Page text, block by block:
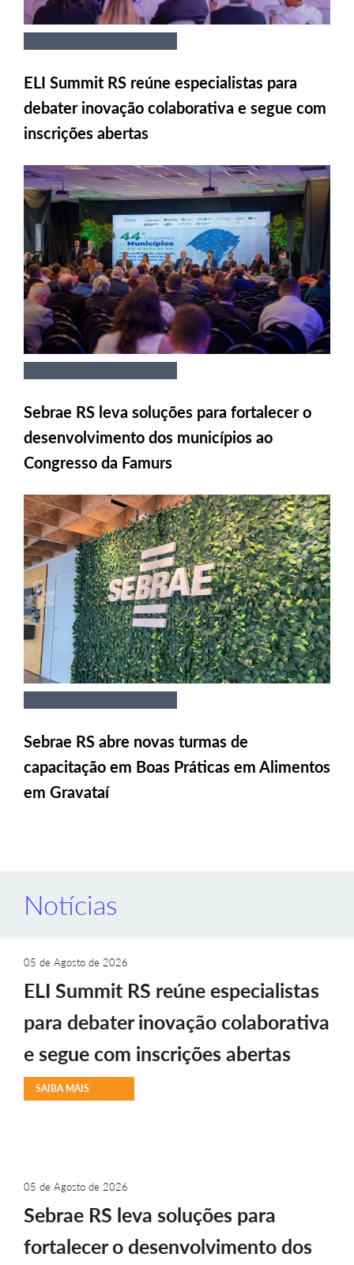
ELI Summit RS reúne especialistas para
debater inovação colaborativa e segue com
inscrições abertas
Sebrae RS leva soluções para fortalecer o
desenvolvimento dos municípios ao
Congresso da Famurs
Sebrae RS abre novas turmas de
capacitação em Boas Práticas em Alimentos
em Gravataí
Notícias
05 de Agosto de 2026
ELI Summit RS reúne especialistas
para debater inovação colaborativa
e segue com inscrições abertas
SAIBA MAIS
05 de Agosto de 2026
Sebrae RS leva soluções para
fortalecer o desenvolvimento dos